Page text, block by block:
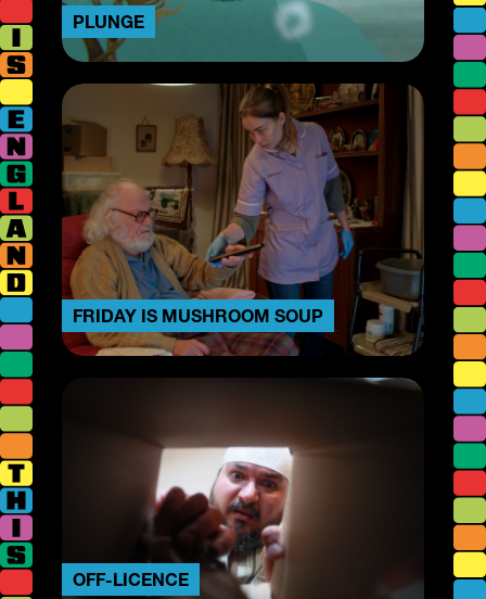
PLUNGE
FRIDAY IS MUSHROOM SOUP
OFF-LICENCE